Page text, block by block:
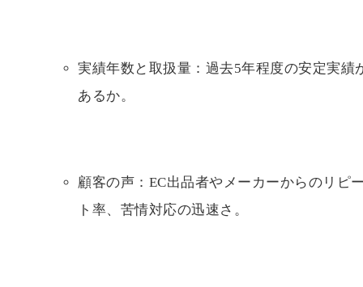
実績年数と取扱量：過去5年程度の安定実績
あるか。
顧客の声：EC出品者やメーカーからのリピ
ト率、苦情対応の迅速さ。